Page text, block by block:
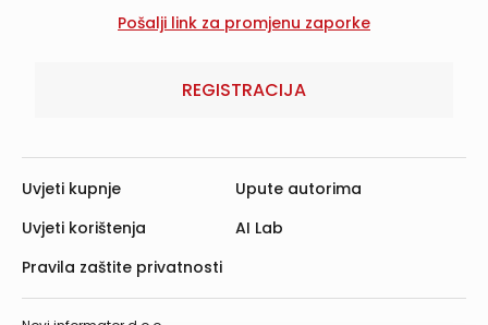
REGISTRACIJA
Uvjeti kupnje
Uvjeti korištenja
Pravila zaštite privatnosti
Upute autorima
AI Lab